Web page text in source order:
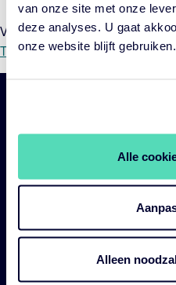
van onze site met onze
deze analyses. U gaat
onze website blijft gebruiken.
Alle
Alleen
Voor meer informatie hierover
Toelichtingen het bijgewerkte
Impact
Diensten